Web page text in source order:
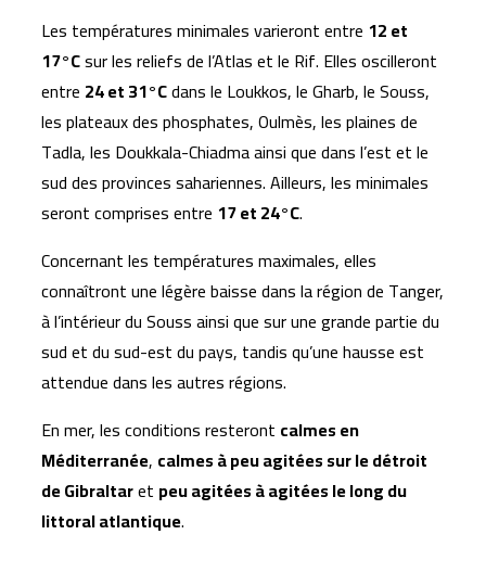
Les températures minimales varieront entre 12 et
17°Csur les reliefs de l’Atlas et le Rif. Elles oscilleront
entre 24 et 31°Cdans le Loukkos, le Gharb, le Souss,
les plateaux des phosphates, Oulmès, les plaines de
Tadla, les Doukkala-Chiadma ainsi que dans l’est et le
sud des provinces sahariennes. Ailleurs, les minimales
seront comprises entre 17 et 24°C.
Concernant les températures maximales, elles
connaîtront une légère baisse dans la région de Tanger,
à l’intérieur du Souss ainsi que sur une grande partie du
sud et du sud-est du pays, tandis qu’une hausse est
attendue dans les autres régions.
En mer, les conditions resteront calmes en
Méditerranée, calmes à peu agitées sur le détroit
de Gibraltaret peu agitées à agitées le long du
littoral atlantique.